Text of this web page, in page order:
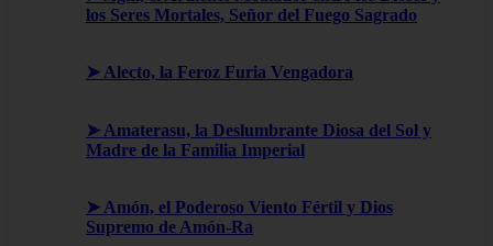
los Seres Mortales, Señor del Fuego Sagrado
➤ Alecto, la Feroz Furia Vengadora
➤ Amaterasu, la Deslumbrante Diosa del Sol y
Madre de la Familia Imperial
➤ Amón, el Poderoso Viento Fértil y Dios
Supremo de Amón-Ra